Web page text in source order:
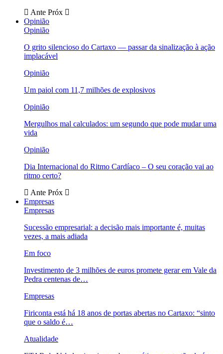
Ante Próx
Opinião
Opinião
O grito silencioso do Cartaxo — passar da sinalização à ação
implacável
Opinião
Um paiol com 11,7 milhões de explosivos
Opinião
Mergulhos mal calculados: um segundo que pode mudar uma
vida
Opinião
Dia Internacional do Ritmo Cardíaco – O seu coração vai ao
ritmo certo?
Ante Próx
Empresas
Empresas
Sucessão empresarial: a decisão mais importante é, muitas
vezes, a mais adiada
Em foco
Investimento de 3 milhões de euros promete gerar em Vale da
Pedra centenas de…
Empresas
Firiconta está há 18 anos de portas abertas no Cartaxo: “sinto
que o saldo é…
Atualidade